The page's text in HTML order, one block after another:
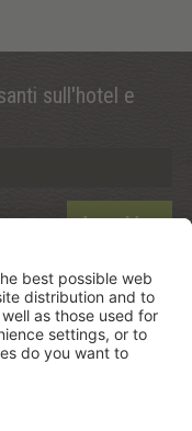
sull'hotel e
Anmelden
Dolasilla.CIN: